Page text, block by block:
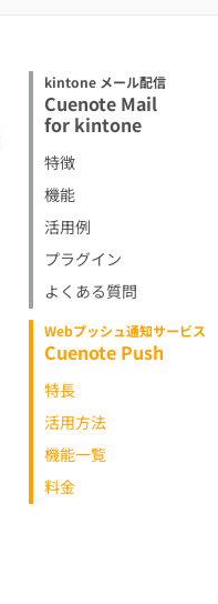
kintone メール配信
Cuenote Mail
for kintone
特徴
機能
活用例
プラグイン
よくある質問
Webプッシュ通知サービス
Cuenote Push
特長
活用方法
機能一覧
料金